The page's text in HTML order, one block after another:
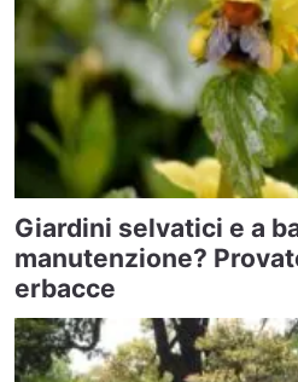
Giardini selvatici e a
manutenzione?
erbacce